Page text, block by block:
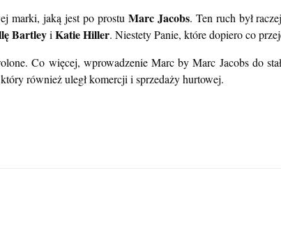
marki, jaką jest po prostu Marc Jacobs. Ten ruch był
Bartleyi Katie Hiller. Niestety Panie, które dopiero co
Co więcej, wprowadzenie Marc by Marc Jacobs do
również uległ komercji i sprzedaży hurtowej.